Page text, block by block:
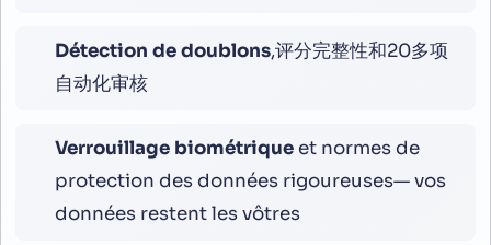
Détection de doublons,评分完整性和20多项
自动化审核
Verrouillage biométriqueet normes de
protection des données rigoureuses— vos
données restent les vôtres